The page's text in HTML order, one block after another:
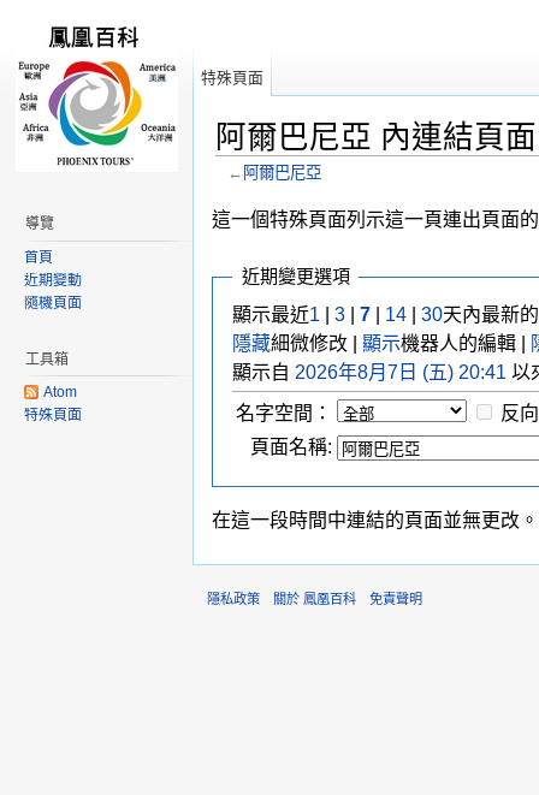
阿爾巴尼亞 內連結頁
← 阿爾巴尼亞
這一個特殊頁面列示這一頁連出頁面
近期變更選項
顯示最近1 3 7 14 30天內最新的
隱藏細微修改 | 顯示機器人的編輯 |
顯示自 2026年8月7日 (五) 20:41 以
名字空間：
反
頁面名稱:
在這一段時間中連結的頁面並無更改。
特殊頁面
導覽
首頁
近期變動
隨機頁面
工具箱
Atom
特殊頁面
隱私政策 關於 鳳凰百科 免責聲明